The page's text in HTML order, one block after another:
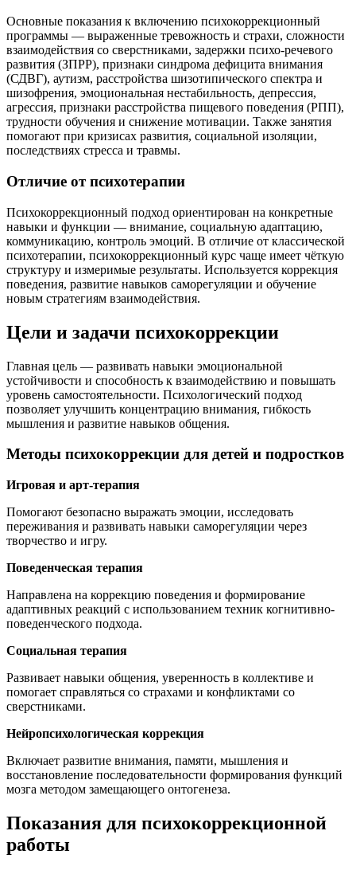
Основные показания к включению психокоррекционный
программы — выраженные тревожность и страхи, сложности
взаимодействия со сверстниками, задержки психо-речевого
развития (ЗПРР), признаки синдрома дефицита внимания
(СДВГ), аутизм, расстройства шизотипического спектра и
шизофрения, эмоциональная нестабильность, депрессия,
агрессия, признаки расстройства пищевого поведения (РПП),
трудности обучения и снижение мотивации. Также занятия
помогают при кризисах развития, социальной изоляции,
последствиях стресса и травмы.
Отличие от психотерапии
Психокоррекционный подход ориентирован на конкретные
навыки и функции — внимание, социальную адаптацию,
коммуникацию, контроль эмоций. В отличие от классической
психотерапии, психокоррекционный курс чаще имеет чёткую
структуру и измеримые результаты. Используется коррекция
поведения, развитие навыков саморегуляции и обучение
новым стратегиям взаимодействия.
Цели и задачи психокоррекции
Главная цель — развивать навыки эмоциональной
устойчивости и способность к взаимодействию и повышать
уровень самостоятельности. Психологический подход
позволяет улучшить концентрацию внимания, гибкость
мышления и развитие навыков общения.
Методы психокоррекции для детей и подростков
Игровая и арт-терапия
Помогают безопасно выражать эмоции, исследовать
переживания и развивать навыки саморегуляции через
творчество и игру.
Поведенческая терапия
Направлена на коррекцию поведения и формирование
адаптивных реакций с использованием техник когнитивно-
поведенческого подхода.
Социальная терапия
Развивает навыки общения, уверенность в коллективе и
помогает справляться со страхами и конфликтами со
сверстниками.
Нейропсихологическая коррекция
Включает развитие внимания, памяти, мышления и
восстановление последовательности формирования функций
мозга методом замещающего онтогенеза.
Показания для психокоррекционной
работы